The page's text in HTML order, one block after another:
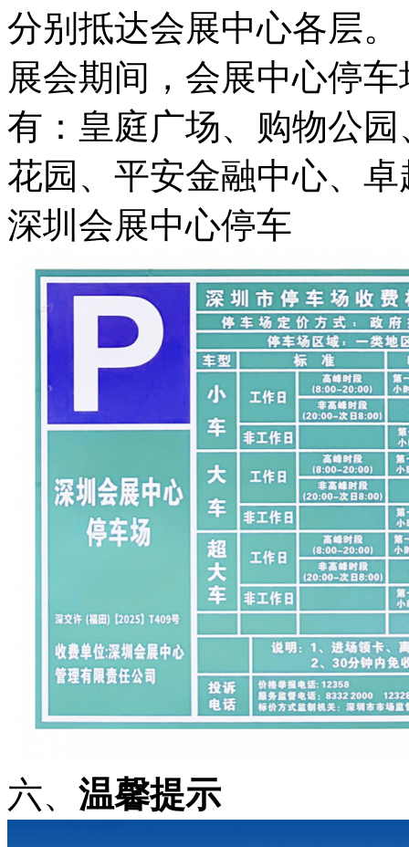
分别抵达会展中心各层。
展会期间，会展中心停
有：皇庭广场、购物公
花园、平安金融中心、
深圳会展中心停车
六、 温馨提示